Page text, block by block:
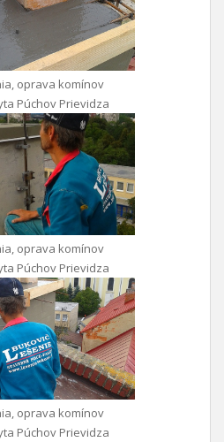
oprava komínov
Púchov Prievidza
oprava komínov
Púchov Prievidza
oprava komínov
Púchov Prievidza